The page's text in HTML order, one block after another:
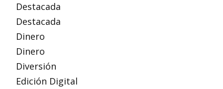
Destacada
Destacada
Dinero
Dinero
Diversión
Edición Digital